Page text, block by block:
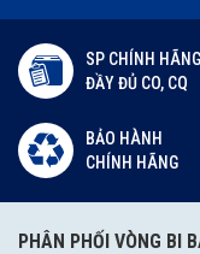
SP CHÍNH HÃNG
ĐẦY ĐỦ CO, CQ
BẢO HÀNH
CHÍNH HÃNG
PHÂN PHỐI VÒNG BI